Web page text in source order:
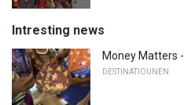
Intresting news
Money Matters
DESTINATIOUNEN